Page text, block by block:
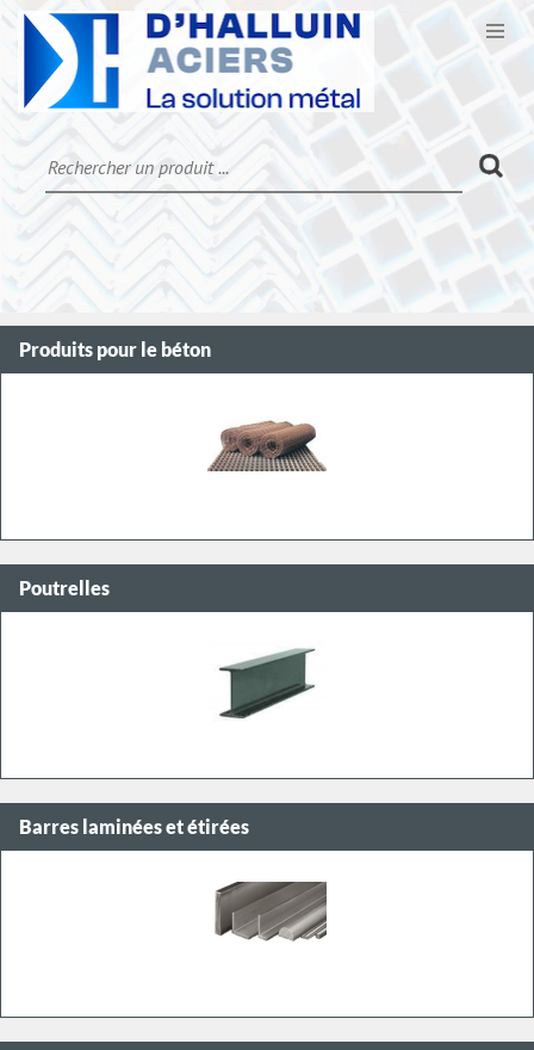
CATALOGUE
LA SOCIÉTÉ
CONTACT
Produits pour le béton
Poutrelles
Barres laminées et étirées